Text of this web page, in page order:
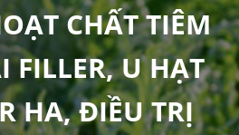
CHẤT TIÊM
FILLER, U HẠT
HA, ĐIỀU TRỊ